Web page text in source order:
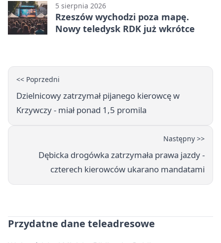
5 sierpnia 2026
Rzeszów wychodzi poza mapę.
Nowy teledysk RDK już wkrótce
<< Poprzedni
Dzielnicowy zatrzymał pijanego kierowcę w
Krzywczy - miał ponad 1,5 promila
Następny >>
Dębicka drogówka zatrzymała prawa jazdy -
czterech kierowców ukarano mandatami
Przydatne dane teleadresowe